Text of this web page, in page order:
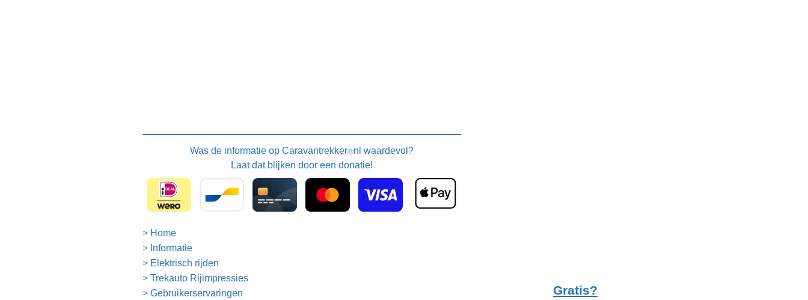
Gratis?
Was de informatie op Caravantrekker🙂nl waardevol?
Laat dat blijken door een donatie!
Home
Informatie
Elektrisch rijden
Trekauto Rijimpressies
Gebruikerservaringen